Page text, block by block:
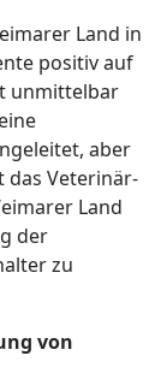
Land in
positiv auf
unmittelbar
aber
das Veterinär-
Land
der
zu
von